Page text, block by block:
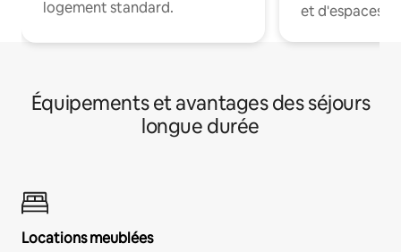
logement standard.
et d'espaces
Équipements et avantages des séjours
longue durée
Locations meublées